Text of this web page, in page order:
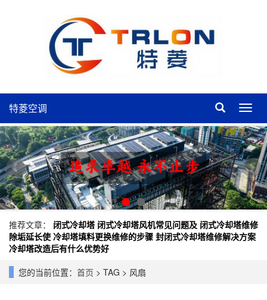
特
菱
空
调
特菱空调
推荐文章： 闭式冷却塔 闭式冷却塔风机常见问题及 闭式冷却塔维修
除垢延长使 冷却塔填料更换维修的步骤 封闭式冷却塔维修解决方案
冷却塔改造后有什么优势好
您的当前位置： 首页 > TAG > 风扇